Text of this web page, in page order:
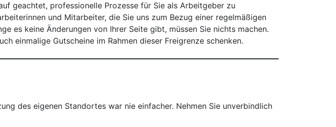
geachtet, professionelle Prozesse für Sie als Arbeitgeber zu
und Mitarbeiter, die Sie uns zum Bezug einer regelmäßigen
es keine Änderungen von Ihrer Seite gibt, müssen Sie nichts machen.
einmalige Gutscheine im Rahmen dieser Freigrenze schenken.
des eigenen Standortes war nie einfacher. Nehmen Sie unverbindlich